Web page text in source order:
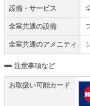
設備・サービス
全室共通の設備
全室共通のアメニティ
注意事項など
お取扱い可能カード